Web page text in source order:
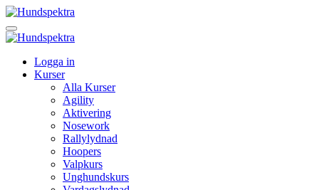
Logga in
Kurser
Alla Kurser
Agility
Aktivering
Nosework
Rallylydnad
Hoopers
Valpkurs
Unghundskurs